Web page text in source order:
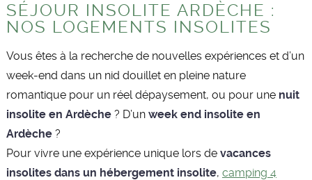
SÉJOUR INSOLITE ARDÈCHE :
NOS LOGEMENTS INSOLITES
Vous êtes à la recherche de nouvelles expériences et d’un
week-end dans un nid douillet en pleine nature
romantique pour un réel dépaysement, ou pour une nuit
insolite en Ardèche? D’un week end insolite en
Ardèche?
Pour vivre une expérience unique lors de vacances
insolites dans un hébergement insolite, camping 4